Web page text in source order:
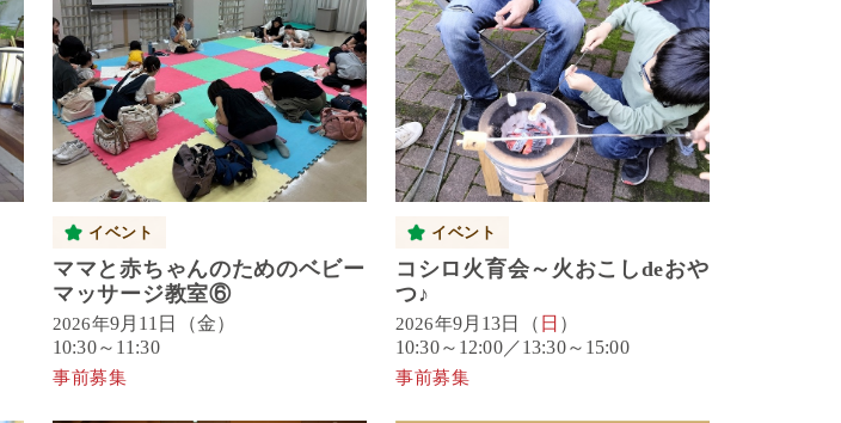
イベント
ママと赤ちゃんのためのベビー
マッサージ教室⑥
2026年9月11日（金）
10:30～11:30
事前募集
イベント
コシロ火育会～火おこしdeおや
つ♪
2026年9月13日（ 日 ）
10:30～12:00／13:30～15:00
事前募集